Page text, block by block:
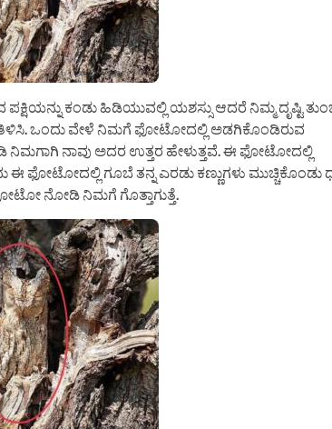
ಕಂಡು ಹಿಡಿಯುವಲ್ಲಿ ಯಶಸ್ಸು ಆದರೆ ನಿಮ್ಮ ದೃಷ್ಟಿ
ಒಂದು ವೇಳೆ ನಿಮಗೆ ಫೋಟೋದಲ್ಲಿ ಅಡಗಿಕೊಂಡಿರುವ
ನಿಮಗಾಗಿ ನಾವು ಅದರ ಉತ್ತರ ಹೇಳುತ್ತವೆ. ಈ ಫೋಟೋದಲ್ಲಿ
ಫೋಟೋದಲ್ಲಿ ಗೂಬೆ ತನ್ನ ಎರಡು ಕಣ್ಣುಗಳು ಮುಚ್ಚಿಕೊಂಡು
ನೋಡಿ ನಿಮಗೆ ಗೊತ್ತಾಗುತ್ತೆ.